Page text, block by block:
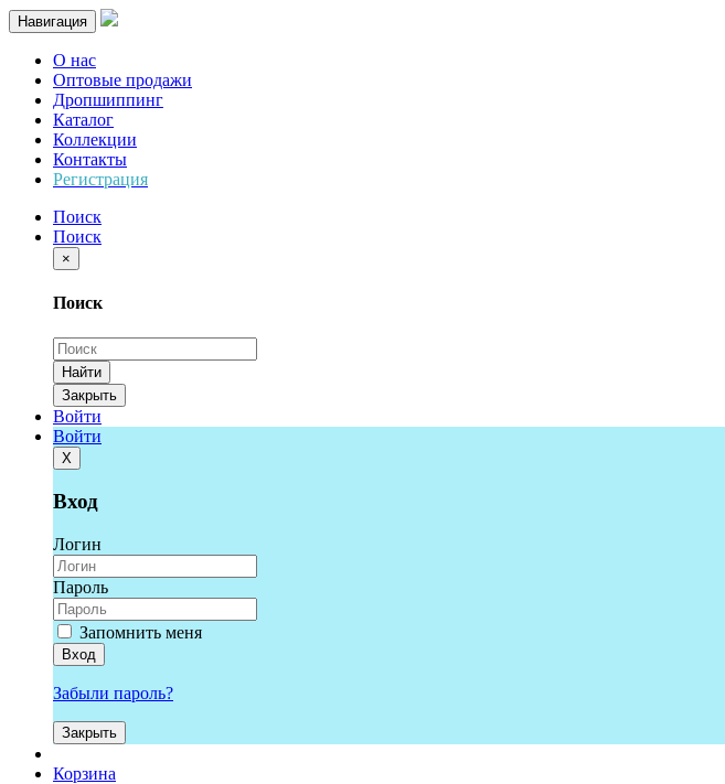
Навигация
О нас
Оптовые продажи
Дропшиппинг
Каталог
Коллекции
Контакты
Регистрация
Поиск
Поиск
×
Поиск
Найти
Закрыть
Войти
Войти
Х
Вход
Логин
Пароль
Запомнить меня
Вход
Забыли пароль?
Закрыть
Корзина